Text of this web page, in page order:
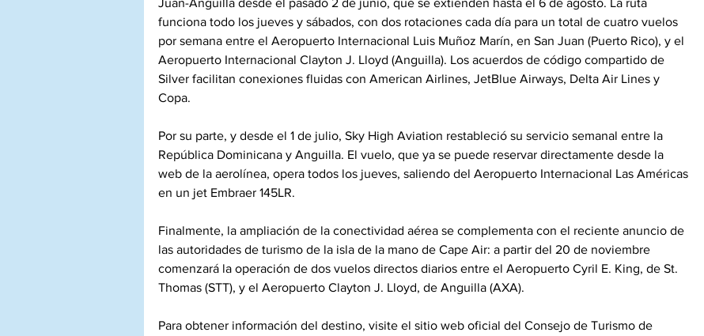
funciona todo los jueves y sábados, con dos rotaciones cada día para un total de cuatro vuelos
por semana entre el Aeropuerto Internacional Luis Muñoz Marín, en San Juan (Puerto Rico), y el
Aeropuerto Internacional Clayton J. Lloyd (Anguilla). Los acuerdos de código compartido de
Silver facilitan conexiones fluidas con American Airlines, JetBlue Airways, Delta Air Lines y
Copa.
Por su parte, y desde el 1 de julio, Sky High Aviation restableció su servicio semanal entre la
República Dominicana y Anguilla. El vuelo, que ya se puede reservar directamente desde la
web de la aerolínea, opera todos los jueves, saliendo del Aeropuerto Internacional Las Américas
en un jet Embraer 145LR.
Finalmente, la ampliación de la conectividad aérea se complementa con el reciente anuncio de
las autoridades de turismo de la isla de la mano de Cape Air: a partir del 20 de noviembre
comenzará la operación de dos vuelos directos diarios entre el Aeropuerto Cyril E. King, de St.
Thomas (STT), y el Aeropuerto Clayton J. Lloyd, de Anguilla (AXA).
Para obtener información del destino, visite el sitio web oficial del Consejo de Turismo de